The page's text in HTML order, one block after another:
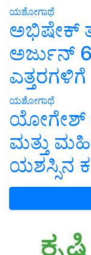
ಯಶೋಗಾಥೆ
ಅಭಿಷೇಕ್
ಅರ್ಜುನ್
ಎತ್ತರಗಳಿಗೆ
ಯಶೋಗಾಥೆ
ಯೋಗೇಶ್
ಮತ್ತು
ಯಶಸ್ಸಿನ